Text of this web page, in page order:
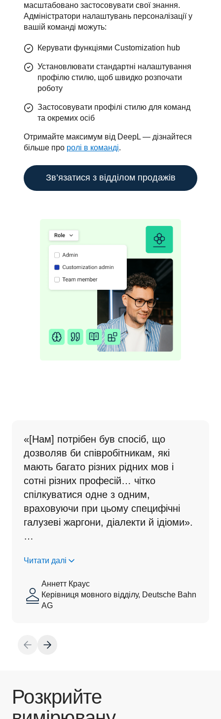
масштабовано застосовувати свої знання.
Адміністратори налаштувань персоналізації у
вашій команді можуть:
Керувати функціями Customization hub
Установлювати стандартні налаштування
профілю стилю, щоб швидко розпочати
роботу
Застосовувати профілі стилю для команд
та окремих осіб
Отримайте максимум від DeepL — дізнайтеся
більше про ролі в команді.
Зв’язатися з відділом продажів
«[Нам] потрібен був спосіб, що
дозволяв би співробітникам, які
мають багато різних рідних мов і
сотні різних професій… чітко
спілкуватися одне з одним,
враховуючи при цьому специфічні
галузеві жаргони, діалекти й ідіоми».
…
Читати далі
Аннетт Краус
Керівниця мовного відділу, Deutsche Bahn
AG
Розкрийте